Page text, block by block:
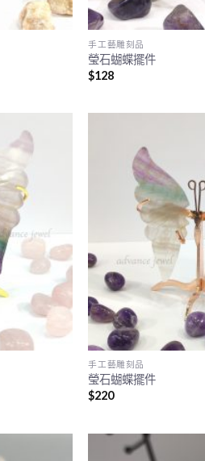
手工藝雕刻品
瑩石蝴蝶擺件
$128
手工藝雕刻品
瑩石蝴蝶擺件
$220